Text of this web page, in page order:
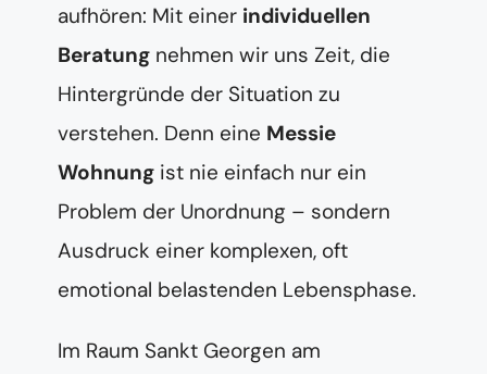
aufhören: Mit einer individuellen
Beratung nehmen wir uns Zeit, die
Hintergründe der Situation zu
verstehen. Denn eine Messie
Wohnung ist nie einfach nur ein
Problem der Unordnung – sondern
Ausdruck einer komplexen, oft
emotional belastenden Lebensphase.
Im Raum Sankt Georgen am